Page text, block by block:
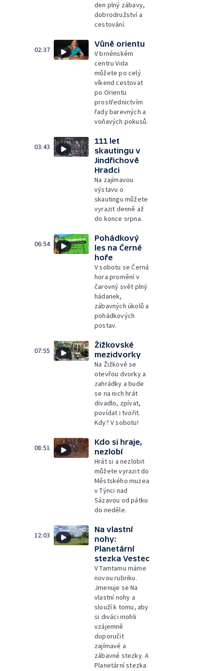
den plný zábavy,
dobrodružství a
cestování.
02:37
Vůně orientu
V brněnském
centru Vida
můžete po celý
víkend cestovat
po Orientu
prostřednictvím
řady barevných a
voňavých pokusů.
03:43
111 let
skautingu v
Jindřichově
Hradci
Na zajímavou
výstavu o
skautingu můžete
vyrazit denně až
do konce srpna.
06:54
Pohádkový
les na Černé
hoře
V sobotu se Černá
hora promění v
čarovný svět plný
hádanek,
zábavných úkolů a
pohádkových
postav.
07:55
Žižkovské
mezidvorky
Na Žižkově se
otevřou dvorky a
zahrádky a bude
se na nich hrát
divadlo, zpívat,
povídat i tvořit.
Kdy? V sobotu!
08:51
Kdo si hraje,
nezlobí
Hrát si a nezlobit
můžete vyrazit do
Městského muzea
v Týnci nad
Sázavou od pátku
do neděle.
12:03
Na vlastní
nohy:
Planetární
stezka Vestec
V Tamtamu máme
novou rubriku.
Jmenuje se Na
vlastní nohy a
slouží k tomu, aby
si diváci mohli
vzájemně
doporučit
zajímavé a
zábavné stezky. A
Planetární stezka